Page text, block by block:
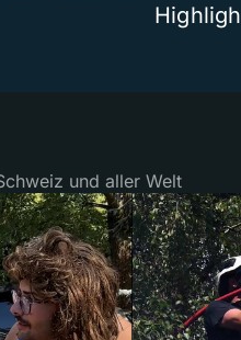
und aller Welt